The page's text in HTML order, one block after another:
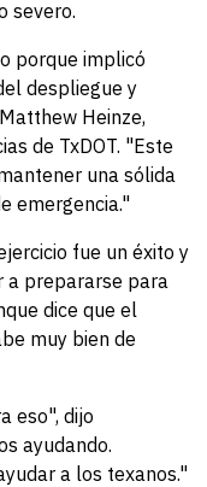
severo.
porque implicó
despliegue y
Heinze,
de TxDOT. "Este
una sólida
emergencia."
fue un éxito y
a prepararse para
dice que el
muy bien de
eso", dijo
ayudando.
a los texanos."